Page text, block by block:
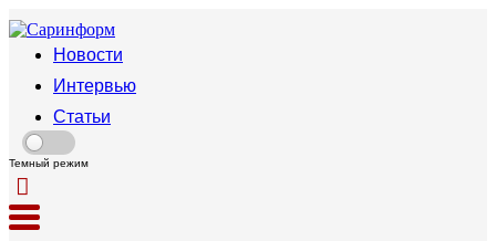
Новости
Интервью
Статьи
Темный режим